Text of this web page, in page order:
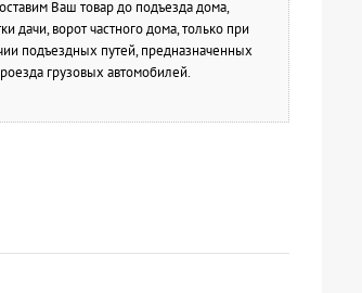
Ваш товар до подъезда дома,
дачи, ворот частного дома, только при
подъездных путей, предназначенных
грузовых автомобилей.